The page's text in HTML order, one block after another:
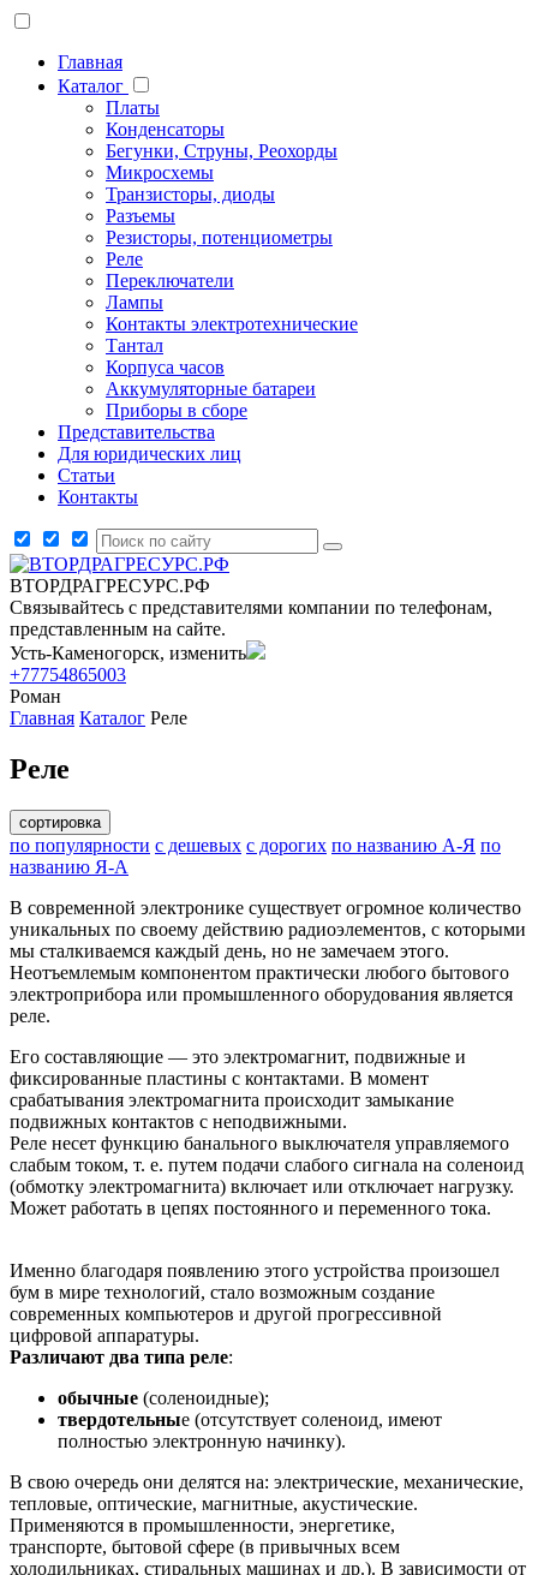
Главная
Каталог
Платы
Конденсаторы
Бегунки, Струны, Реохорды
Микросхемы
Транзисторы, диоды
Разъемы
Резисторы, потенциометры
Реле
Переключатели
Лампы
Контакты электротехнические
Тантал
Корпуса часов
Аккумуляторные батареи
Приборы в сборе
Представительства
Для юридических лиц
Статьи
Контакты
ВТОРДРАГРЕСУРС.РФ
Связывайтесь с представителями компании по телефонам,
представленным на сайте.
Усть-Каменогорск, изменить
+77754865003
Роман
Главная Каталог Реле
Реле
сортировка
по популярности с дешевых с дорогих по названию А-Я по
названию Я-А
В современной электронике существует огромное количество
уникальных по своему действию радиоэлементов, с которыми
мы сталкиваемся каждый день, но не замечаем этого.
Неотъемлемым компонентом практически любого бытового
электроприбора или промышленного оборудования является
реле.
Его составляющие — это электромагнит, подвижные и
фиксированные пластины с контактами. В момент
срабатывания электромагнита происходит замыкание
подвижных контактов с неподвижными.
Реле несет функцию банального выключателя управляемого
слабым током, т. е. путем подачи слабого сигнала на соленоид
(обмотку электромагнита) включает или отключает нагрузку.
Может работать в цепях постоянного и переменного тока.
Именно благодаря появлению этого устройства произошел
бум в мире технологий, стало возможным создание
современных компьютеров и другой прогрессивной
цифровой аппаратуры.
Различают два типа реле:
обычные (соленоидные);
твердотельные (отсутствует соленоид, имеют
полностью электронную начинку).
В свою очередь они делятся на: электрические, механические,
тепловые, оптические, магнитные, акустические.
Применяются в промышленности, энергетике,
транспорте, бытовой сфере (в привычных всем
холодильниках, стиральных машинах и др.). В зависимости от